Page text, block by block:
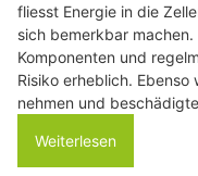
fliesst Energie in die
sich bemerkbar
Komponenten und
Risiko erheblich.
nehmen und
Weiterlesen